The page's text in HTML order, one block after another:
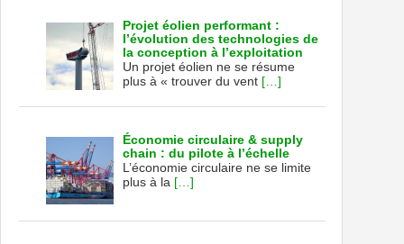
Projet éolien performant :
l’évolution des technologies de
la conception à l’exploitation
Un projet éolien ne se résume
plus à « trouver du vent […]
Économie circulaire & supply
chain : du pilote à l’échelle
L’économie circulaire ne se limite
plus à la […]